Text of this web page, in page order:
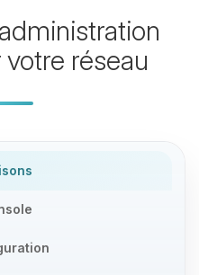
réseau